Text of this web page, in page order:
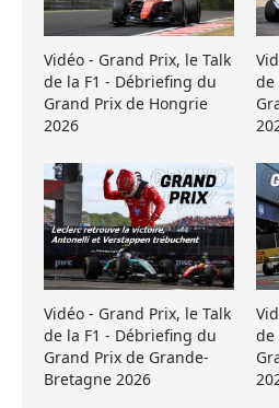
Vidéo - Grand Prix, le Talk
de la F1 - Débriefing du
Grand Prix de Hongrie
2026
de
Vidéo - Grand Prix, le Talk
de la F1 - Débriefing du
Grand Prix de Grande-
Bretagne 2026
de